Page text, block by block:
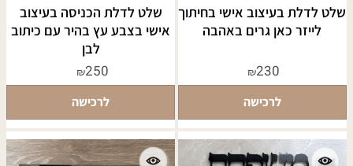
שלט לדלת בעיצוב אישי בחיתוך
לייזר כאן גרים באהבה
₪230
לרכישה
שלט לדלת הכניסה בעיצוב
אישי בצבע עץ בהיר עם כיתוב
לבן
₪250
לרכישה